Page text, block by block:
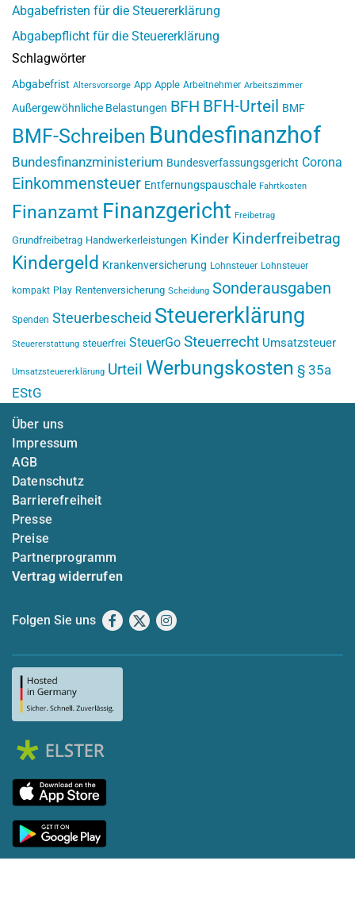
Abgabefristen für die Steuererklärung
Abgabepflicht für die Steuererklärung
Schlagwörter
Abgabefrist Altersvorsorge App Apple Arbeitnehmer Arbeitszimmer
Außergewöhnliche Belastungen BFH BFH-Urteil BMF
BMF-Schreiben Bundesfinanzhof
Bundesfinanzministerium Bundesverfassungsgericht Corona
Einkommensteuer Entfernungspauschale Fahrtkosten
Finanzamt Finanzgericht Freibetrag
Grundfreibetrag Handwerkerleistungen Kinder Kinderfreibetrag
Kindergeld Krankenversicherung Lohnsteuer Lohnsteuer
kompakt Play Rentenversicherung Scheidung Sonderausgaben
Spenden Steuerbescheid Steuererklärung
Steuererstattung steuerfrei SteuerGo Steuerrecht Umsatzsteuer
Umsatzsteuererklärung Urteil Werbungskosten § 35a
EStG
Über uns
Impressum
AGB
Datenschutz
Barrierefreiheit
Presse
Preise
Partnerprogramm
Vertrag widerrufen
Folgen Sie uns Facebook
X Instagram